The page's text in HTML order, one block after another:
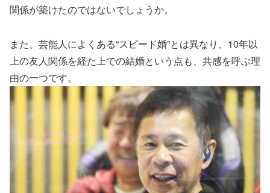
関係が築けたのではないでしょうか。
また、芸能人によくある“スピード婚”とは異なり、10年以
上の友人関係を経た上での結婚という点も、共感を呼ぶ理
由の一つです。